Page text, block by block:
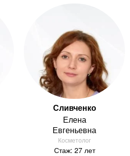
Сливченко
Елена
Евгеньевна
Косметолог
Стаж: 27 лет